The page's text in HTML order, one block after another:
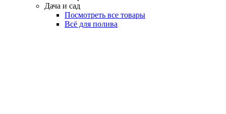
Дача и сад
Посмотреть все товары
Всё для полива